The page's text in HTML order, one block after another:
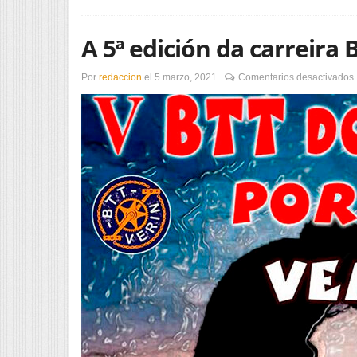
A 5ª edición da carreira
Por redaccion el 5 marzo, 2021 Comentarios desactivados